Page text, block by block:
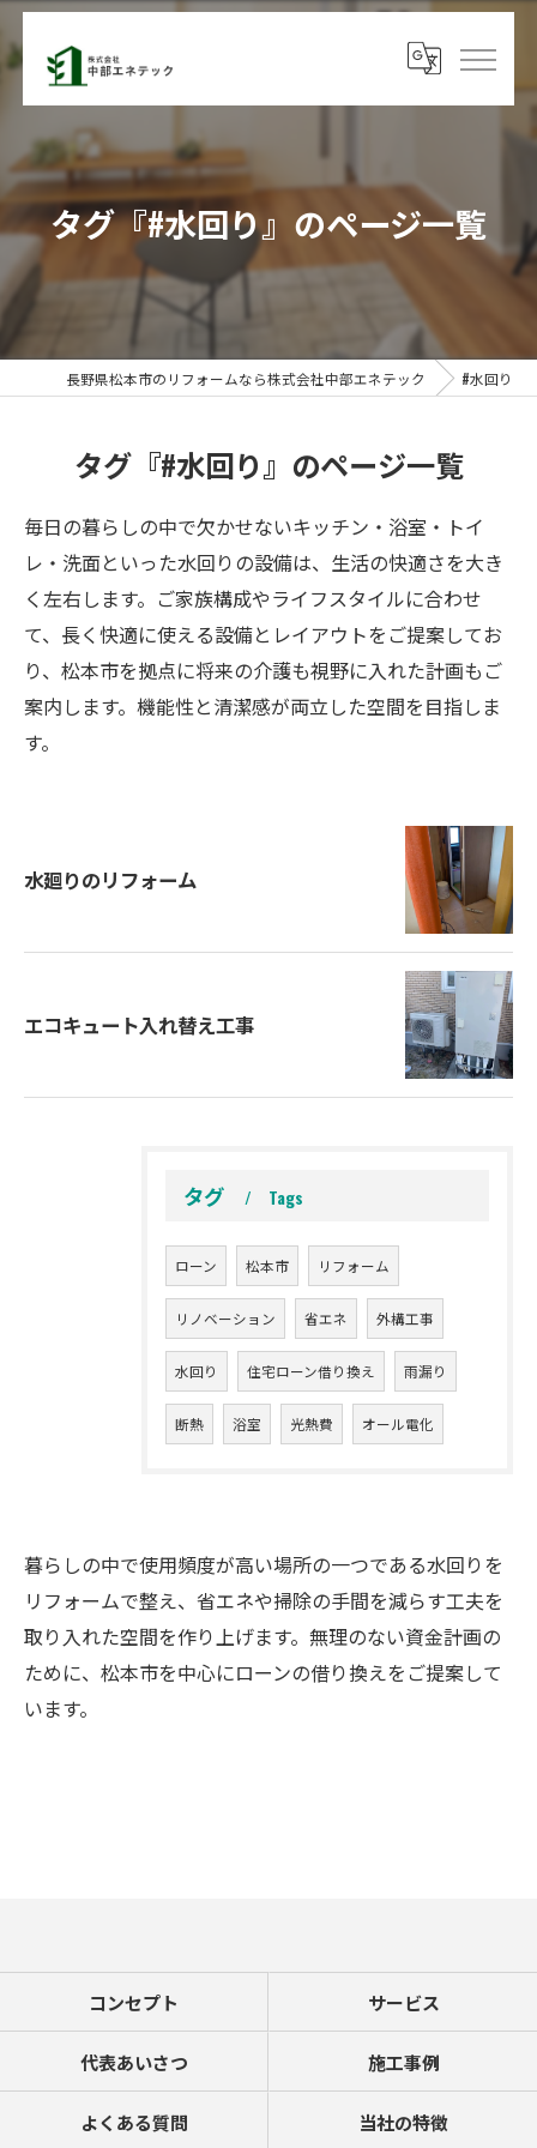
タグ『#水回り』のページ一覧
長野県松本市のリフォームなら株式会社中部エネテック #水回り
タグ『#水回り』のページ一覧
毎日の暮らしの中で欠かせないキッチン・浴室・トイ
レ・洗面といった水回りの設備は、生活の快適さを大き
く左右します。ご家族構成やライフスタイルに合わせ
て、長く快適に使える設備とレイアウトをご提案してお
り、松本市を拠点に将来の介護も視野に入れた計画もご
案内します。機能性と清潔感が両立した空間を目指しま
す。
水廻りのリフォーム
エコキュート入れ替え工事
タグ Tags
ローン 松本市 リフォーム
リノベーション 省エネ 外構工事
水回り 住宅ローン借り換え 雨漏り
断熱 浴室 光熱費 オール電化
暮らしの中で使用頻度が高い場所の一つである水回りを
リフォームで整え、省エネや掃除の手間を減らす工夫を
取り入れた空間を作り上げます。無理のない資金計画の
ために、松本市を中心にローンの借り換えをご提案して
います。
コンセプト サービス
代表あいさつ 施工事例
よくある質問 当社の特徴